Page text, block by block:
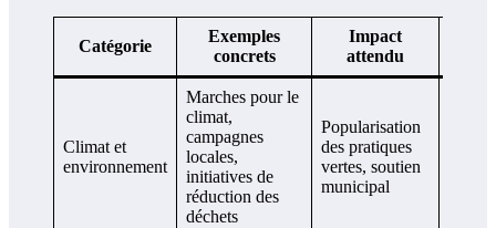
Catégorie
Exemples
concrets
Impact
attendu
Climat et
environnement
Marches pour le
climat,
campagnes
locales,
initiatives de
réduction des
déchets
Popularisation
des pratiques
vertes, soutien
municipal